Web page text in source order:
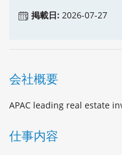
掲載日:2026-07-27
会社概要
APAC leading real estate
仕事内容